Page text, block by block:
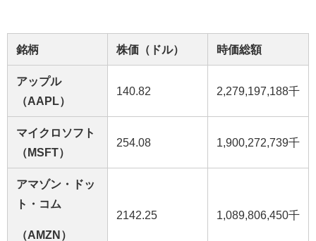
銘柄 株価（ドル） 時価総額
アップル
（AAPL）
140.82 2,279,197,188千
マイクロソフト
（MSFT）
254.08 1,900,272,739千
アマゾン・ドッ
ト・コム
（AMZN）
2142.25 1,089,806,450千